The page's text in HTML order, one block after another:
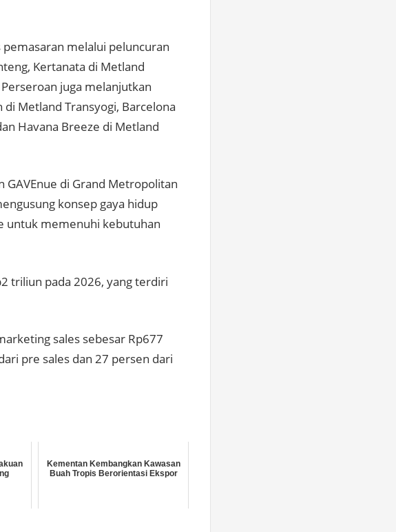
melalui peluncuran
Kertanata di Metland
juga melanjutkan
Metland Transyogi, Barcelona
Havana Breeze di Metland
di Grand Metropolitan
konsep gaya hidup
untuk memenuhi kebutuhan
triliun pada 2026, yang terdiri
sales sebesar Rp677
pre sales dan 27 persen dari
Kementan Kembangkan Kawasan
Buah Tropis Berorientasi Ekspor